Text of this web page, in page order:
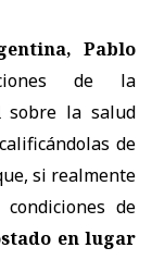
Pablo
de la
sobre la salud
de
si realmente
de
en lugar